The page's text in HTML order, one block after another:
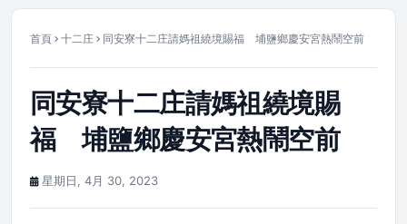
首頁 十二庄 同安寮十二庄請媽祖繞境賜福 埔鹽鄉慶安宮熱鬧空前
同安寮十二庄請媽祖繞境賜
福 埔鹽鄉慶安宮熱鬧空前
星期日, 4月 30, 2023